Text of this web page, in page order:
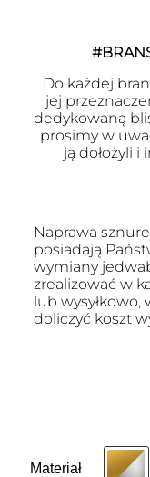
Do każdej
jej
dedykowaną
prosimy w
ją dołożyli i
Naprawa
posiadają
wymiany
zrealizować w
lub wysyłkowo,
doliczyć koszt
Materiał